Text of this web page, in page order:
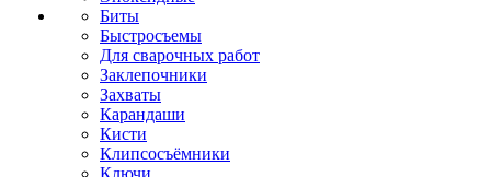
Биты
Быстросъемы
Для сварочных работ
Заклепочники
Захваты
Карандаши
Кисти
Клипсосъёмники
Ключи